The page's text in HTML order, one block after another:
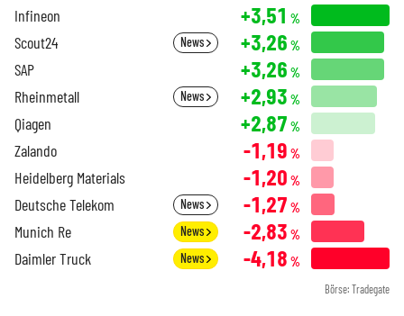
Infineon +3,51 %
Scout24 News +3,26 %
SAP +3,26 %
Rheinmetall News +2,93 %
Qiagen +2,87 %
Zalando -1,19 %
Heidelberg Materials -1,20 %
Deutsche Telekom News -1,27 %
Munich Re News -2,83 %
Daimler Truck News -4,18 %
Börse: Tradegate